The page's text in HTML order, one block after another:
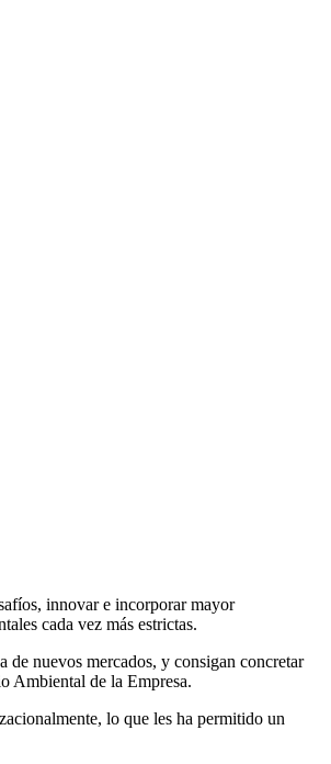
innovar e incorporar mayor
cada vez más estrictas.
de nuevos mercados, y consigan concretar
Ambiental de la Empresa.
lo que les ha permitido un